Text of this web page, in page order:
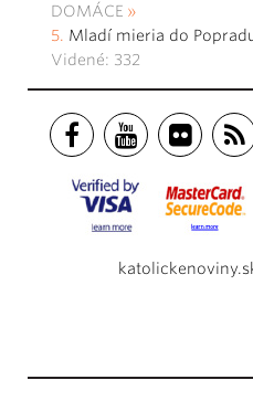
DOMÁCE
Mladí mieria do
Videné: 332